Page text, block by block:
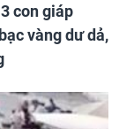
con giáp
vàng dư dả,